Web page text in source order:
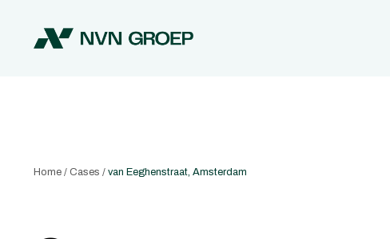
Home / Cases / van Eeghenstraat, Amsterdam